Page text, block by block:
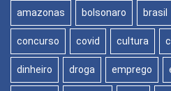
amazonas bolsonaro brasil
concurso covid cultura
dinheiro droga emprego